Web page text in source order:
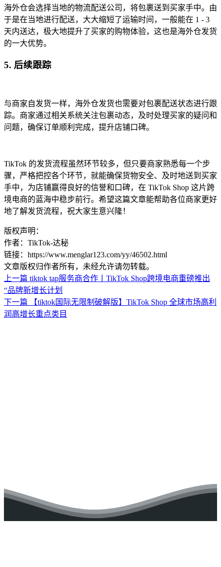
海外仓会选择当地的物流配送公司，将包裹送到买家手中。由
于是在当地进行配送，大大缩短了运输时间，一般能在 1 - 3
天内送达，极大地提升了买家的购物体验，这也是海外仓发货
的一大优势。
5. 后续跟踪
与商家自发货一样，海外仓发货也需要对包裹配送状态进行跟
踪。商家通过相关系统关注包裹动态，及时处理买家的疑问和
问题，确保订单顺利完成，提升店铺口碑。
TikTok 的发货流程虽然环节较多，但只要商家熟悉每一个步
骤，严格把控各个环节，就能确保货物安全、及时地送到买家
手中，为店铺赢得良好的信誉和口碑，在 TikTok Shop 这片跨
境电商的蓝海中稳步前行。希望这篇文章能帮助各位商家更好
地了解发货流程，祝大家生意兴隆！
版权声明：
作者：TikTok-达秘
链接：https://www.menglar123.com/yy/46502.html
文章版权归作者所有，未经允许请勿转载。
上一篇 tiktok tap服务商合作丨TikTok Shop跨境电商重磅推出
“品牌新增长计划
下一篇
【tiktok国际无限制破解版】TikTok Shop 全球市场高利
润高增长重点类目